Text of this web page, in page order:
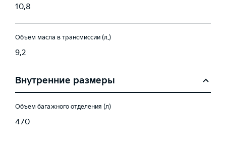
10,8
Объем масла в трансмиссии (л.)
9,2
Внутренние размеры
Объем багажного отделения (л)
470